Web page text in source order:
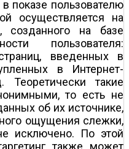
в показе пользователю
осуществляется на
созданного на базе
пользователя:
введенных в
в Интернет-
Теоретически такие
то есть не
об их источнике,
ощущения слежки,
исключено. По этой
также может